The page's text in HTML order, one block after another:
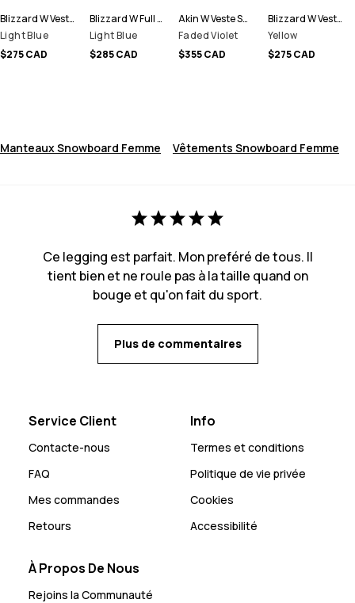
Blizzard W Veste Snowboard Femme
Light Blue
$275 CAD
Blizzard W Full Zip Veste Snowboard Femme
Light Blue
$285 CAD
Akin W Veste Snowboard Femme
Faded Violet
$355 CAD
Blizzard W Veste Snowboard Femme
Yellow
$275 CAD
Manteaux Snowboard Femme Vêtements Snowboard Femme
Ce legging est parfait. Mon preféré de tous. Il
tient bien et ne roule pas à la taille quand on
bouge et qu'on fait du sport.
Plus de commentaires
Service Client
Contacte-nous
FAQ
Mes commandes
Retours
Info
Termes et conditions
Politique de vie privée
Cookies
Accessibilité
À Propos De Nous
Rejoins la Communauté